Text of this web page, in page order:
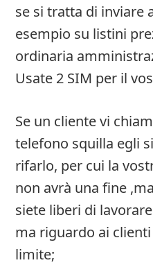
se si tratta di inviare
esempio su listini
ordinaria
Usate 2 SIM per il
Se un cliente vi
telefono squilla egli
rifarlo, per cui la
non avrà una fine
siete liberi di
ma riguardo ai
limite;